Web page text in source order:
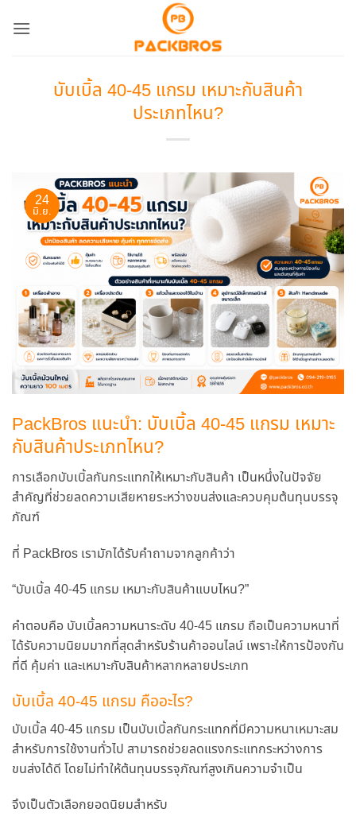
บับเบิ้ล 40-45 แกรม เหมาะกับสินค้า
ประเภทไหน?
24
มิ.ย.
PackBros แนะนำ: บับเบิ้ล 40-45 แกรม เหมาะ
กับสินค้าประเภทไหน?
การเลือกบับเบิ้ลกันกระแทกให้เหมาะกับสินค้า เป็นหนึ่งในปัจจัย
สำคัญที่ช่วยลดความเสียหายระหว่างขนส่งและควบคุมต้นทุนบรรจุ
ภัณฑ์
ที่ PackBros เรามักได้รับคำถามจากลูกค้าว่า
“บับเบิ้ล 40-45 แกรม เหมาะกับสินค้าแบบไหน?”
คำตอบคือ บับเบิ้ลความหนาระดับ 40-45 แกรม ถือเป็นความหนาที่
ได้รับความนิยมมากที่สุดสำหรับร้านค้าออนไลน์ เพราะให้การป้องกัน
ที่ดี คุ้มค่า และเหมาะกับสินค้าหลากหลายประเภท
บับเบิ้ล 40-45 แกรม คืออะไร?
บับเบิ้ล 40-45 แกรม เป็นบับเบิ้ลกันกระแทกที่มีความหนาเหมาะสม
สำหรับการใช้งานทั่วไป สามารถช่วยลดแรงกระแทกระหว่างการ
ขนส่งได้ดี โดยไม่ทำให้ต้นทุนบรรจุภัณฑ์สูงเกินความจำเป็น
จึงเป็นตัวเลือกยอดนิยมสำหรับ